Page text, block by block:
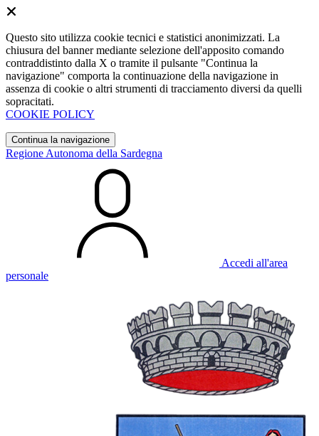
Questo sito utilizza cookie tecnici e statistici anonimizzati. La
chiusura del banner mediante selezione dell'apposito comando
contraddistinto dalla X o tramite il pulsante "Continua la
navigazione" comporta la continuazione della navigazione in
assenza di cookie o altri strumenti di tracciamento diversi da quelli
sopracitati.
COOKIE POLICY
Continua la navigazione
Regione Autonoma della Sardegna
Accedi all'area
personale